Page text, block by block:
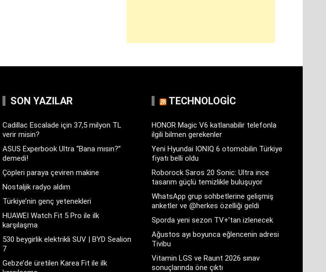
SON YAZILAR
Cadillac Escalade için 37,5 milyon TL
verir misin?
ASUS Experbook Ultra “Bana mısın?”
demedi!
Çöpleri paraya çeviren makine
Nostaljik radyo aldım
Türkiye’nin genç yetenekleri
HUAWEI Watch Fit 5 Pro ile ilk
karşılaşma
530 beygirlik elektrikli SUV | BYD Sealion
7
Gebze’de üretilen Karea Fit ile ilk
TECHNOLOGIC
HONOR Magic V6 katlanabilir telefonla
ilgili bilmen gerekenler
Yeni Hyundai IONIQ 6 otomobilin Türkiye
fiyatı belli oldu
Roborock Saros 20 Sonic: Ultra ince
tasarım güçlü temizlikle buluşuyor
WhatsApp grup sohbetlerine gelişmiş
anketler ve @herkes özelliği geldi
Sporda yeni sezon TV+’tan izlenecek
Ağustos ayı boyunca eğlencenin adresi
Tivibu
Vitamin LGS ve Raunt 2026 sınav
sonuçlarında öne çıktı